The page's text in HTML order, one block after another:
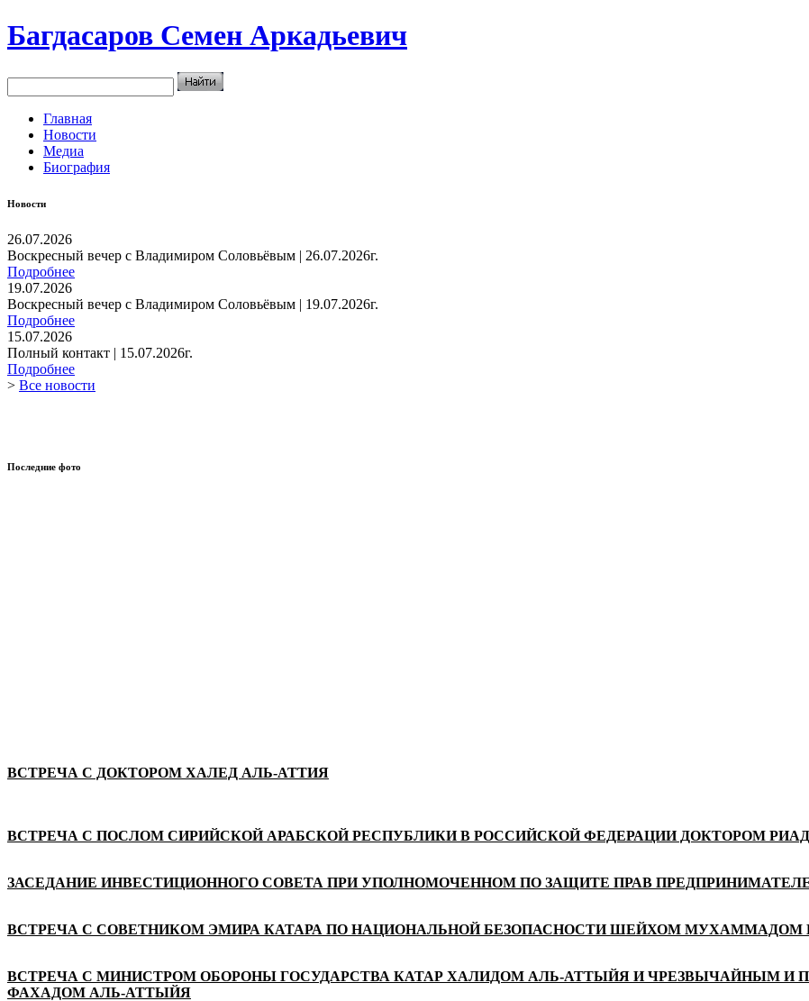
Багдасаров Семен Аркадьевич
Главная
Новости
Медиа
Биография
Новости
26.07.2026
Воскресный вечер с Владимиром Соловьёвым | 26.07.2026г.
Подробнее
19.07.2026
Воскресный вечер с Владимиром Соловьёвым | 19.07.2026г.
Подробнее
15.07.2026
Полный контакт | 15.07.2026г.
Подробнее
> Все новости
Последние фото
ВСТРЕЧА С ДОКТОРОМ ХАЛЕД АЛЬ-АТТИЯ
ВСТРЕЧА С ПОСЛОМ СИРИЙСКОЙ АРАБСКОЙ РЕСПУБЛИКИ В РОССИЙСКОЙ ФЕДЕРАЦИИ ДОКТОРОМ
ЗАСЕДАНИЕ ИНВЕСТИЦИОННОГО СОВЕТА ПРИ УПОЛНОМОЧЕННОМ ПО ЗАЩИТЕ ПРАВ
ВСТРЕЧА С СОВЕТНИКОМ ЭМИРА КАТАРА ПО НАЦИОНАЛЬНОЙ БЕЗОПАСНОСТИ ШЕЙХОМ МУХАММАДОМ
ВСТРЕЧА С МИНИСТРОМ ОБОРОНЫ ГОСУДАРСТВА КАТАР ХАЛИДОМ АЛЬ-АТТЫЙЯ И ЧРЕЗВЫЧАЙНЫМ И
ФАХАДОМ АЛЬ-АТТЫЙЯ